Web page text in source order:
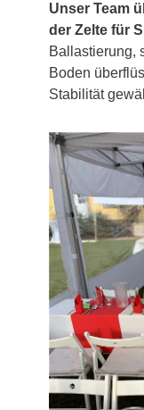
Unser Team
der Zelte für
Ballastierung,
Boden
Stabilität